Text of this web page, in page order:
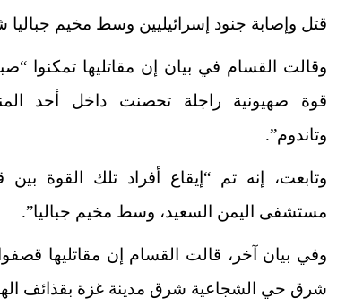
قتل وإصابة جنود إسرائيليين وسط مخيم جباليا
وقالت القسام في بيان إن مقاتليها تمكنوا
قوة صهيونية راجلة تحصنت داخل أحد
وتاندوم”.
وتابعت، إنه تم “إيقاع أفراد تلك القوة
مستشفى اليمن السعيد، وسط مخيم جباليا”.
وفي بيان آخر، قالت القسام إن مقاتليها
شرق حي الشجاعية شرق مدينة غزة بقذائف